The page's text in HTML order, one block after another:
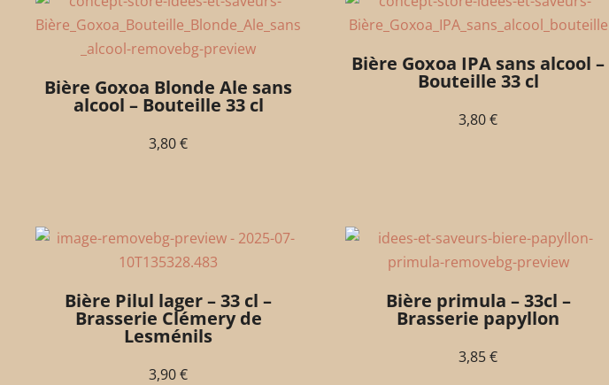
Bière Goxoa Blonde Ale sans
alcool – Bouteille 33 cl
3,80€
Bière Goxoa IPA sans alcool –
Bouteille 33 cl
3,80€
Bière Pilul lager – 33 cl –
Brasserie Clémery de
Lesménils
3,90€
Bière primula – 33cl –
Brasserie papyllon
3,85€